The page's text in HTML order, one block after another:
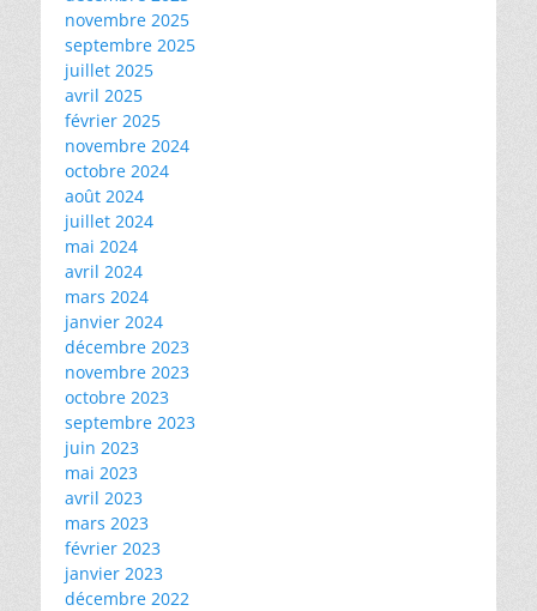
novembre 2025
septembre 2025
juillet 2025
avril 2025
février 2025
novembre 2024
octobre 2024
août 2024
juillet 2024
mai 2024
avril 2024
mars 2024
janvier 2024
décembre 2023
novembre 2023
octobre 2023
septembre 2023
juin 2023
mai 2023
avril 2023
mars 2023
février 2023
janvier 2023
décembre 2022